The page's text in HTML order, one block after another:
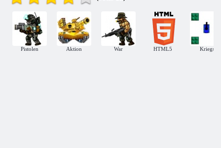
Pistolen Aktion War HTML5 Kriegs